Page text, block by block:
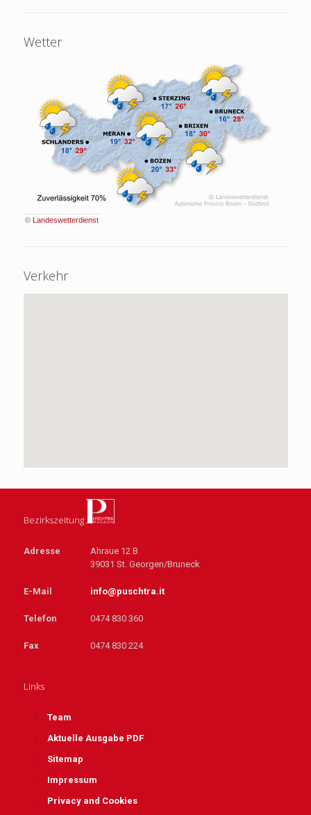
Wetter
© Landeswetterdienst
Verkehr
Bezirkszeitung
Adresse
Ahraue 12 B
39031 St. Georgen/Bruneck
E-Mail info@puschtra.it
Telefon 0474 830 360
Fax 0474 830 224
Links
Team
Aktuelle Ausgabe PDF
Sitemap
Impressum
Privacy and Cookies